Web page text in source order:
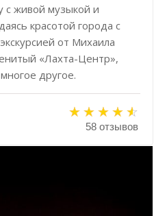
с живой музыкой и
красотой города с
от Михаила
«Лахта-Центр»,
другое.
58 отзывов